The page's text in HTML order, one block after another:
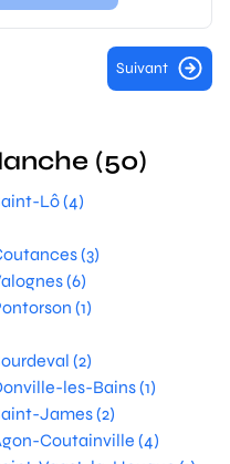
Suivant
(50)
Lô (4)
(3)
(6)
(1)
(2)
les-Bains (1)
James (2)
Coutainville (4)